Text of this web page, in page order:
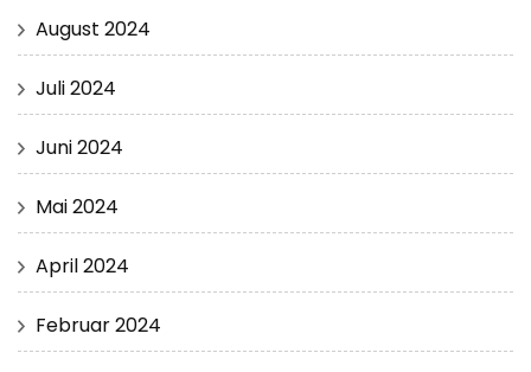
August 2024
Juli 2024
Juni 2024
Mai 2024
April 2024
Februar 2024